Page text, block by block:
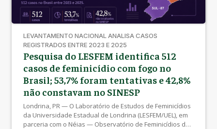
LEVANTAMENTO NACIONAL ANALISA CASOS
REGISTRADOS ENTRE 2023 E 2025
Pesquisa do LESFEM identifica 512
casos de feminicídio com fogo no
Brasil; 53,7% foram tentativas e 42,8%
não constavam no SINESP
Londrina, PR — O Laboratório de Estudos de Feminicídios
da Universidade Estadual de Londrina (LESFEM/UEL), em
parceria com o Néias — Observatório de Feminicídios de